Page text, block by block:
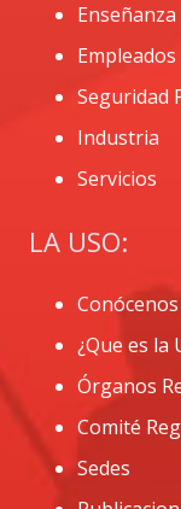
Enseñanza
Seguridad
Industria
Servicios
LA USO:
Conócenos
¿Que es la
Órganos
Comité
Sedes